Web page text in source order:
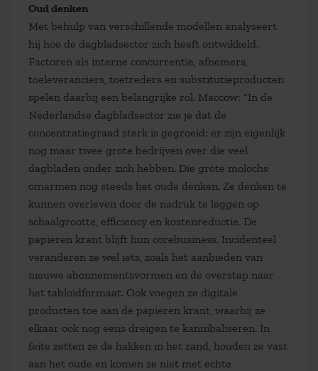
Oud denken
Met behulp van verschillende modellen analyseert
hij hoe de dagbladsector zich heeft ontwikkeld.
Factoren als interne concurrentie, afnemers,
toeleveranciers, toetreders en substitutieproducten
spelen daarbij een belangrijke rol. Maccow: “In de
Nederlandse dagbladsector zie je dat de
concentratiegraad sterk is gegroeid: er zijn eigenlijk
nog maar twee grote bedrijven over die veel
dagbladen onder zich hebben. Die grote molochs
omarmen nog steeds het oude denken. Ze denken te
kunnen overleven door de nadruk te leggen op
schaalgrootte, efficiency en kostenreductie. De
papieren krant blijft hun corebusiness. Incidenteel
veranderen ze wel iets, zoals het aanbieden van
nieuwe abonnementsvormen en de overstap naar
het tabloidformaat. Ook voegen ze digitale
producten toe aan de papieren krant, waarbij ze
elkaar ook nog eens dreigen te kannibaliseren. In
feite zetten ze de hakken in het zand, houden ze vast
aan het oude en komen ze niet met echte